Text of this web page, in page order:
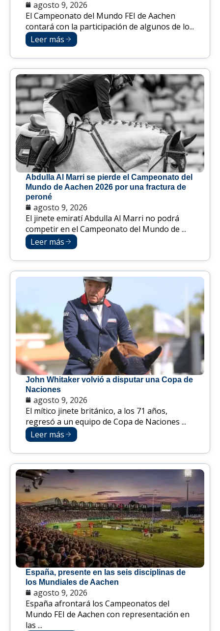
agosto 9, 2026
El Campeonato del Mundo FEI de Aachen
contará con la participación de algunos de lo...
Leer más
Abdulla Al Marri se pierde el Campeonato del
Mundo de Aachen 2026 por una fractura de
peroné
agosto 9, 2026
El jinete emiratí Abdulla Al Marri no podrá
competir en el Campeonato del Mundo de ...
Leer más
John Whitaker volvió a disputar una Copa de
Naciones
agosto 9, 2026
El mítico jinete británico, a los 71 años,
regresó a un equipo de Copa de Naciones ...
Leer más
España, presente en las seis disciplinas de
los Mundiales de Aachen
agosto 9, 2026
España afrontará los Campeonatos del
Mundo FEI de Aachen con representación en
las ...